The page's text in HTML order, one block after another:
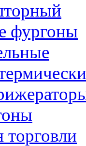
фургоны
торговли